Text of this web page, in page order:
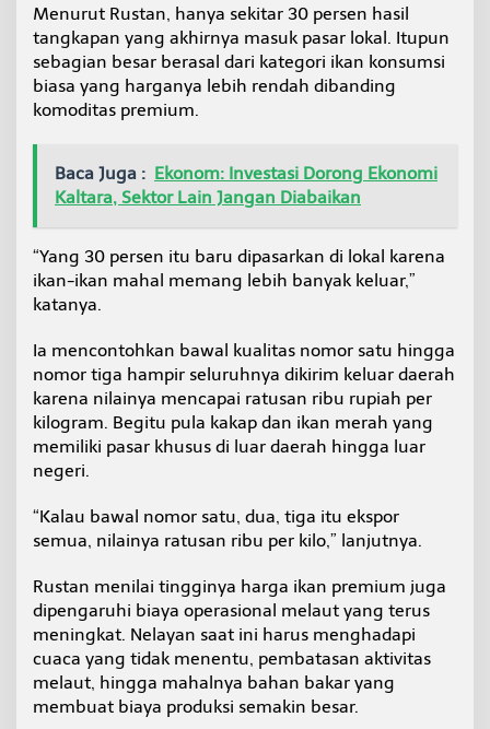
Menurut Rustan, hanya sekitar 30 persen hasil
tangkapan yang akhirnya masuk pasar lokal. Itupun
sebagian besar berasal dari kategori ikan konsumsi
biasa yang harganya lebih rendah dibanding
komoditas premium.
Baca Juga : Ekonom: Investasi Dorong Ekonomi
Kaltara, Sektor Lain Jangan Diabaikan
“Yang 30 persen itu baru dipasarkan di lokal karena
ikan-ikan mahal memang lebih banyak keluar,”
katanya.
Ia mencontohkan bawal kualitas nomor satu hingga
nomor tiga hampir seluruhnya dikirim keluar daerah
karena nilainya mencapai ratusan ribu rupiah per
kilogram. Begitu pula kakap dan ikan merah yang
memiliki pasar khusus di luar daerah hingga luar
negeri.
“Kalau bawal nomor satu, dua, tiga itu ekspor
semua, nilainya ratusan ribu per kilo,” lanjutnya.
Rustan menilai tingginya harga ikan premium juga
dipengaruhi biaya operasional melaut yang terus
meningkat. Nelayan saat ini harus menghadapi
cuaca yang tidak menentu, pembatasan aktivitas
melaut, hingga mahalnya bahan bakar yang
membuat biaya produksi semakin besar.